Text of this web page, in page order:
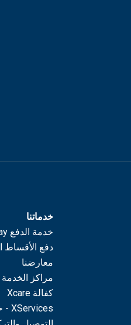
خدماتنا
خدمة الدفع XPay
دفع الأقساط
معارضنا
مراكز الخدمة
كفالة Xcare
XServices - خدمات صيانة و أكثر!